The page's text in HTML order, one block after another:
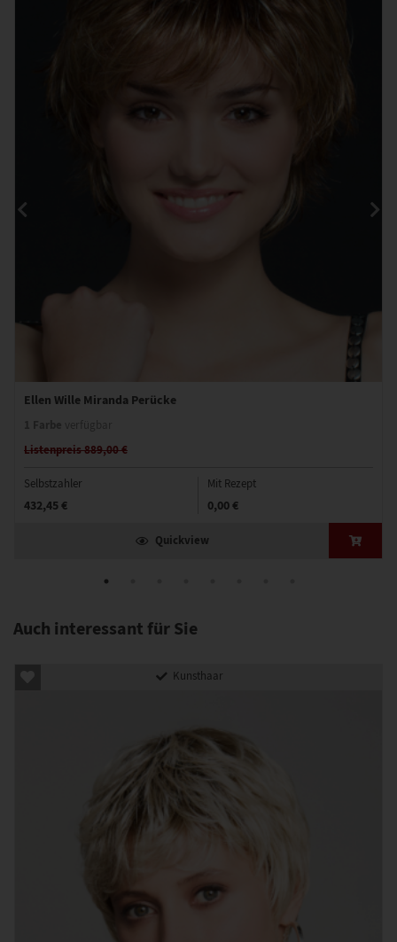
Ellen Wille Miranda Perücke
Listenpreis 889,00 €
Selbstzahler
432,45 €
Mit Rezept
0,00 €
Quickview
Auch interessant für Sie
Kunsthaar